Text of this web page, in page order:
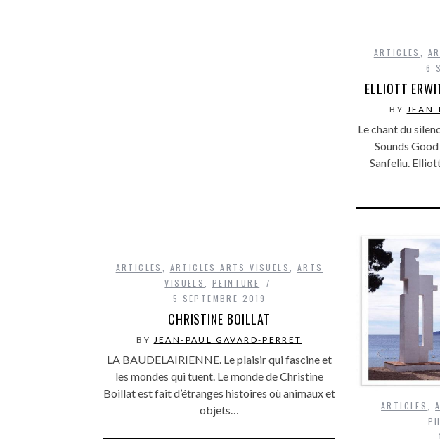
ARTICLES
6
ELLIOTT
BY JEAN-
Le chant du
Sounds
Sanfeliu.
ARTICLES ARTICLES ARTS VISUELS
ARTS
VISUELS
PEINTURE
5 SEPTEMBRE 2019
CHRISTINE BOILLAT
BY JEAN-PAUL GAVARD-PERRET
LA BAUDELAIRIENNE. Le plaisir qui fascine et
les mondes qui tuent. Le monde de Christine
Boillat est fait d’étranges histoires où animaux et
objets…
ARTICLES ,